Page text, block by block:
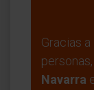
Gracias
personas,
Navarra